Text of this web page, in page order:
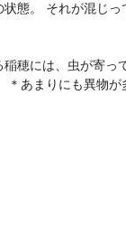
態。 それが混じ
穂には、虫が寄っ
＊あまりにも異物